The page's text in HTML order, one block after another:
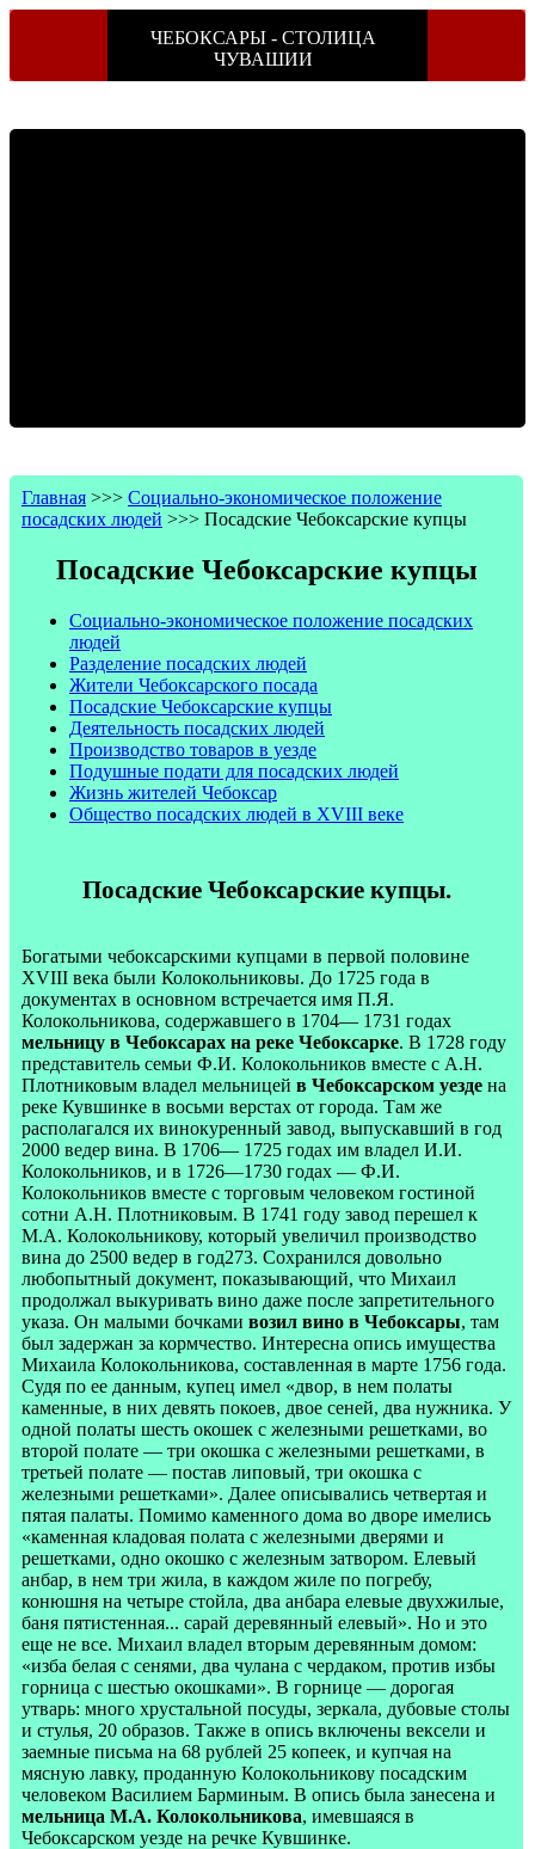
ЧЕБОКСАРЫ - СТОЛИЦА
ЧУВАШИИ
Главная >>> Социально-экономическое положение
посадских людей >>> Посадские Чебоксарские купцы
Посадские Чебоксарские купцы
Социально-экономическое положение посадских
людей
Разделение посадских людей
Жители Чебоксарского посада
Посадские Чебоксарские купцы
Деятельность посадских людей
Производство товаров в уезде
Подушные подати для посадских людей
Жизнь жителей Чебоксар
Общество посадских людей в XVIII веке
Посадские Чебоксарские купцы.
Богатыми чебоксарскими купцами в первой половине
XVIII века были Колокольниковы. До 1725 года в
документах в основном встречается имя П.Я.
Колокольникова, содержавшего в 1704— 1731 годах
мельницу в Чебоксарах на реке Чебоксарке. В 1728 году
представитель семьи Ф.И. Колокольников вместе с А.Н.
Плотниковым владел мельницей в Чебоксарском уезде на
реке Кувшинке в восьми верстах от города. Там же
располагался их винокуренный завод, выпускавший в год
2000 ведер вина. В 1706— 1725 годах им владел И.И.
Колокольников, и в 1726—1730 годах — Ф.И.
Колокольников вместе с торговым человеком гостиной
сотни А.Н. Плотниковым. В 1741 году завод перешел к
М.А. Колокольникову, который увеличил производство
вина до 2500 ведер в год273. Сохранился довольно
любопытный документ, показывающий, что Михаил
продолжал выкуривать вино даже после запретительного
указа. Он малыми бочками возил вино в Чебоксары, там
был задержан за кормчество. Интересна опись имущества
Михаила Колокольникова, составленная в марте 1756 года.
Судя по ее данным, купец имел «двор, в нем полаты
каменные, в них девять покоев, двое сеней, два нужника. У
одной полаты шесть окошек с железными решетками, во
второй полате — три окошка с железными решетками, в
третьей полате — постав липовый, три окошка с
железными решетками». Далее описывались четвертая и
пятая палаты. Помимо каменного дома во дворе имелись
«каменная кладовая полата с железными дверями и
решетками, одно окошко с железным затвором. Елевый
анбар, в нем три жила, в каждом жиле по погребу,
конюшня на четыре стойла, два анбара елевые двухжилые,
баня пятистенная... сарай деревянный елевый». Но и это
еще не все. Михаил владел вторым деревянным домом:
«изба белая с сенями, два чулана с чердаком, против избы
горница с шестью окошками». В горнице — дорогая
утварь: много хрустальной посуды, зеркала, дубовые столы
и стулья, 20 образов. Также в опись включены вексели и
заемные письма на 68 рублей 25 копеек, и купчая на
мясную лавку, проданную Колокольникову посадским
человеком Василием Барминым. В опись была занесена и
мельница М.А. Колокольникова, имевшаяся в
Чебоксарском уезде на речке Кувшинке.